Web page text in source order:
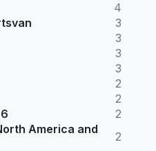
4
3
3
3
3
2
2
2
America and
2